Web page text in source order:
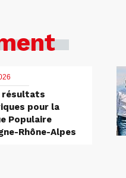
résultats
pour la
Populaire
Rhône-Alpes